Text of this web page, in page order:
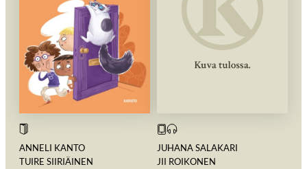
ANNELI KANTO
TUIRE SIIRIÄINEN
JUHANA SALAKARI
JII ROIKONEN